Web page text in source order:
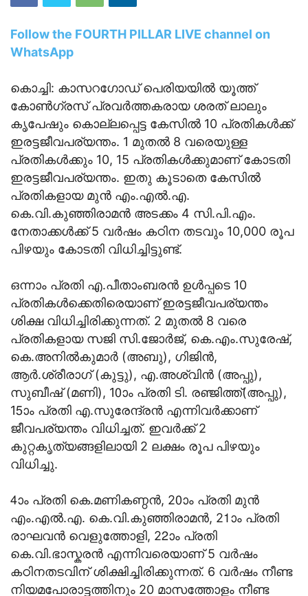
Follow the FOURTH PILLAR LIVE channel on
WhatsApp
കൊച്ചി: കാസറഗോഡ് പെരിയയിൽ യൂത്ത്
കോൺഗ്രസ് പ്രവർത്തകരായ ശരത് ലാലും
കൃപേഷും കൊല്ലപ്പെട്ട കേസിൽ 10 പ്രതികൾക്ക്
ഇരട്ടജീവപര്യന്തം. 1 മുതൽ‌ 8 വരെയുള്ള
പ്രതികൾക്കും 10, 15 പ്രതികൾക്കുമാണ് കോടതി
ഇരട്ടജീവപര്യന്തം. ഇതു കൂടാതെ കേസിൽ
പ്രതികളായ മുൻ എം.എൽ.എ.
കെ.വി.കുഞ്ഞിരാമൻ അടക്കം 4 സി.പി.എം.
നേതാക്കൾക്ക് 5 വർഷം കഠിന തടവും 10,000 രൂപ
പിഴയും കോടതി വിധിച്ചിട്ടുണ്ട്.
ഒന്നാം പ്രതി എ.പീതാംബരന്‍ ഉള്‍പ്പടെ 10
പ്രതികള്‍ക്കെതിരെയാണ് ഇരട്ടജീവപര്യന്തം
ശിക്ഷ വിധിച്ചിരിക്കുന്നത്. 2 മുതൽ 8 വരെ
പ്രതികളായ സജി സി.ജോർജ്, കെ.എം.സുരേഷ്,
കെ.അനിൽകുമാർ (അബു), ഗിജിൻ,
ആർ.ശ്രീരാഗ് (കുട്ടു), എ.അശ്വിൻ (അപ്പു),
സുബീഷ് (മണി), 10ാം പ്രതി ടി. രഞ്ജിത്ത്(അപ്പു),
15ാം പ്രതി എ.സുരേന്ദ്രൻ എന്നിവർക്കാണ്
ജീവപര്യന്തം വിധിച്ചത്. ഇവർക്ക് 2
കുറ്റകൃത്യങ്ങളിലായി 2 ലക്ഷം രൂപ പിഴയും
വിധിച്ചു.
4ാം പ്രതി കെ.മണികണ്ഠൻ, 20ാം പ്രതി മുൻ
എം.എൽ.എ. കെ.വി.കുഞ്ഞിരാമൻ, 21ാം പ്രതി
രാഘവൻ വെളുത്തോളി, 22ാം പ്രതി
കെ.വി.ഭാസ്കരൻ എന്നിവരെയാണ് 5 വർഷം
കഠിനതടവിന് ശിക്ഷിച്ചിരിക്കുന്നത്. 6 വര്‍ഷം നീണ്ട
നിയമപോരാട്ടത്തിനും 20 മാസത്തോളം നീണ്ട